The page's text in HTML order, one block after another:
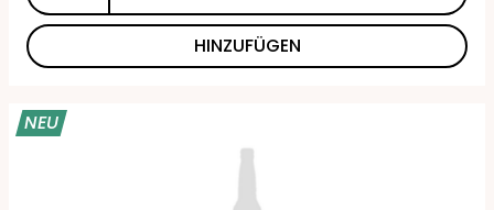
HINZUFÜGEN
NEU